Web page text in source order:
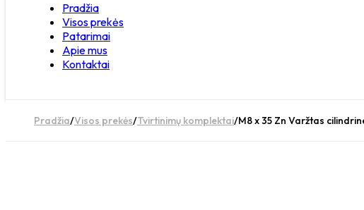
Pradžia
Visos prekės
Patarimai
Apie mus
Kontaktai
Pradžia/Visos prekės/Tvirtinimų komplektai/M8 x 35 Zn Varžtas